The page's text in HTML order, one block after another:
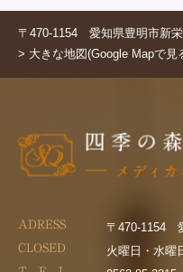
〒470-1154 愛知県豊明市新
> 大きな地図(Google Mapで見
ADRESS 〒470-1154
CLOSED 火曜日・水曜